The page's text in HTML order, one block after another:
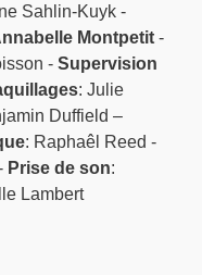
Sahlin-Kuyk -
Montpetit -
-Supervision
: Julie
Duffield –
: Raphaêl Reed -
Prise de son:
Lambert